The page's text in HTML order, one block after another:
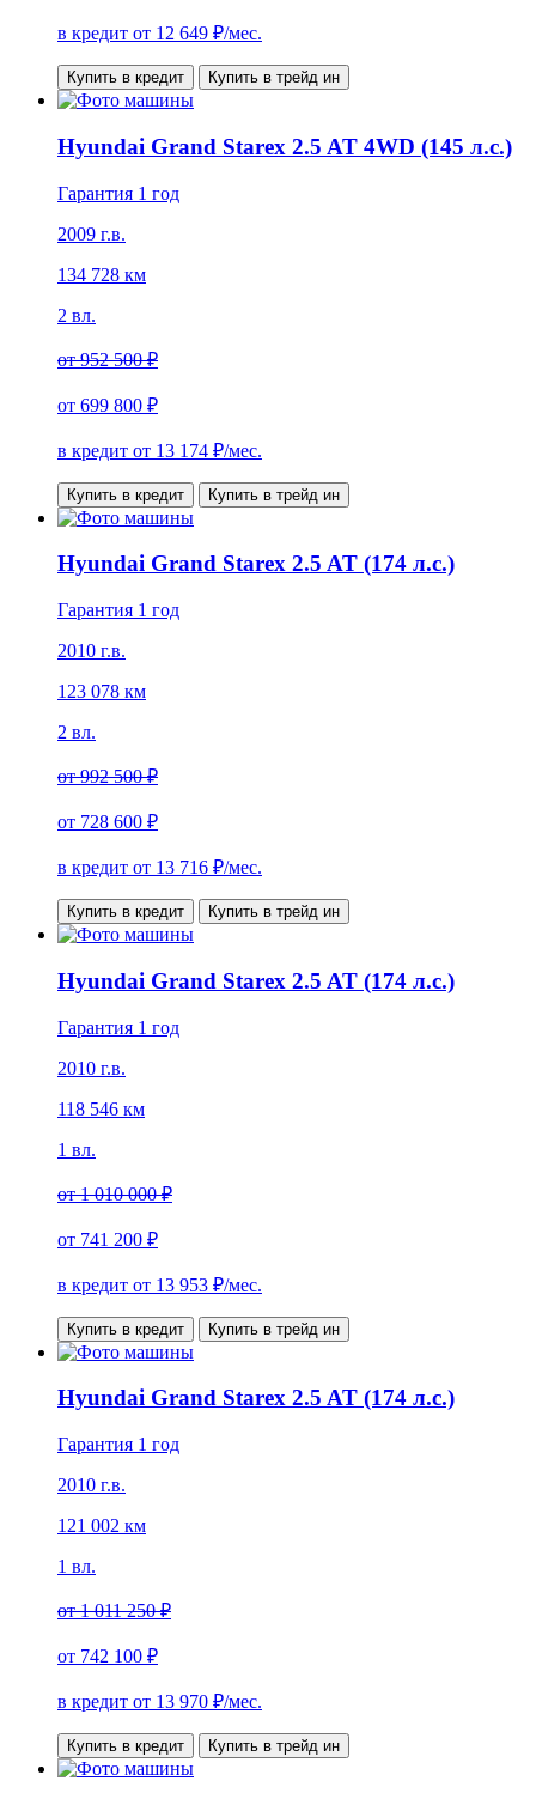
в кредит от 12 649 ₽/мес.
Купить в кредит Купить в трейд ин
Hyundai Grand Starex 2.5 AT 4WD (145 л.с.)
Гарантия 1 год
2009 г.в.
134 728 км
2 вл.
от952 500 ₽
от 699 800 ₽
в кредит от 13 174 ₽/мес.
Купить в кредит Купить в трейд ин
Hyundai Grand Starex 2.5 AT (174 л.с.)
Гарантия 1 год
2010 г.в.
123 078 км
2 вл.
от992 500 ₽
от 728 600 ₽
в кредит от 13 716 ₽/мес.
Купить в кредит Купить в трейд ин
Hyundai Grand Starex 2.5 AT (174 л.с.)
Гарантия 1 год
2010 г.в.
118 546 км
1 вл.
от1 010 000 ₽
от 741 200 ₽
в кредит от 13 953 ₽/мес.
Купить в кредит Купить в трейд ин
Hyundai Grand Starex 2.5 AT (174 л.с.)
Гарантия 1 год
2010 г.в.
121 002 км
1 вл.
от1 011 250 ₽
от 742 100 ₽
в кредит от 13 970 ₽/мес.
Купить в кредит Купить в трейд ин